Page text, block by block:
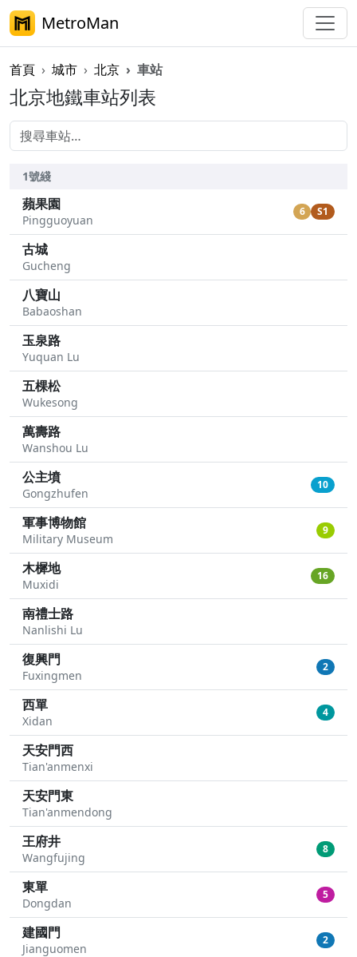
MetroMan
首頁 城市 北京 車站
北京地鐵車站列表
1號綫
蘋果園
Pingguoyuan
6 S1
古城
Gucheng
八寶山
Babaoshan
玉泉路
Yuquan Lu
五棵松
Wukesong
萬壽路
Wanshou Lu
公主墳
Gongzhufen
10
軍事博物館
Military Museum
9
木樨地
Muxidi
16
南禮士路
Nanlishi Lu
復興門
Fuxingmen
2
西單
Xidan
4
天安門西
Tian'anmenxi
天安門東
Tian'anmendong
王府井
Wangfujing
8
東單
Dongdan
5
建國門
Jianguomen
2